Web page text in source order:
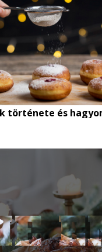
története és